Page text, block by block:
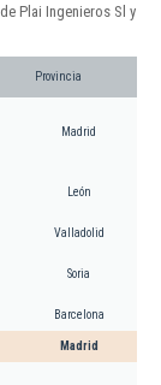
Plai Ingenieros Sl y
Provincia
Madrid
León
Valladolid
Soria
Barcelona
Madrid